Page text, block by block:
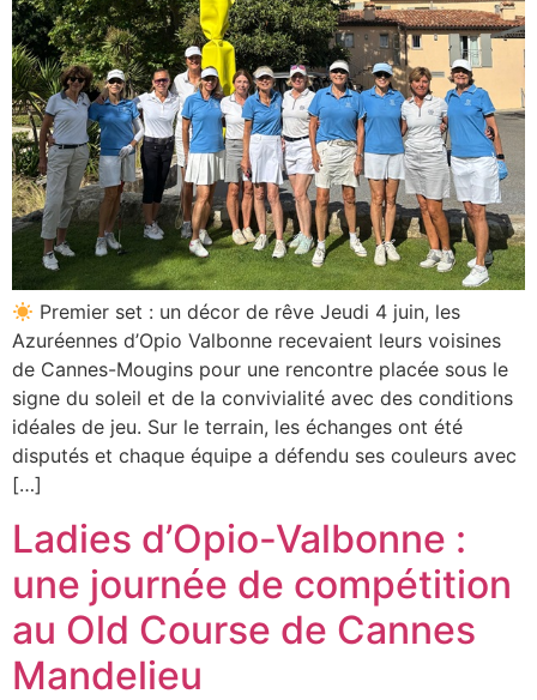
Premier set : un décor de rêve Jeudi 4 juin, les
Azuréennes d’Opio Valbonne recevaient leurs voisines
de Cannes-Mougins pour une rencontre placée sous le
signe du soleil et de la convivialité avec des conditions
idéales de jeu. Sur le terrain, les échanges ont été
disputés et chaque équipe a défendu ses couleurs avec
[…]
Ladies d’Opio-Valbonne :
une journée de compétition
au Old Course de Cannes
Mandelieu